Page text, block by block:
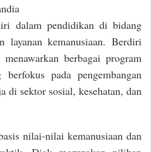
dalam pendidikan di bidang
layanan kemanusiaan. Berdiri
berbagai program
pada pengembangan
di sektor sosial, kesehatan, dan
nilai-nilai kemanusiaan dan